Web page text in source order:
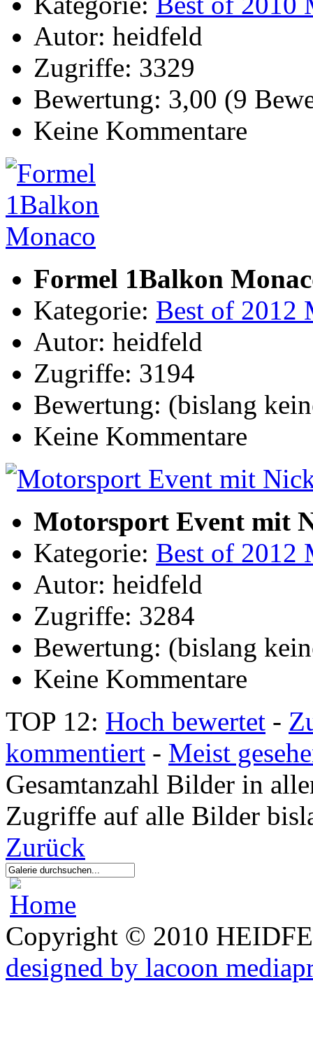
Autor: heidfeld
Zugriffe: 3329
Bewertung: 3,00 (9
Keine Kommentare
Formel 1Balkon
Kategorie: Best of 2012
Autor: heidfeld
Zugriffe: 3194
Bewertung: (bislang
Keine Kommentare
Motorsport Event mit
Kategorie: Best of 2012
Autor: heidfeld
Zugriffe: 3284
Bewertung: (bislang
Keine Kommentare
TOP 12: Hoch bewertet -
kommentiert - Meist
Gesamtanzahl Bilder in
Zugriffe auf alle Bilder
Zurück
Copyright © 2010
designed by lacoon